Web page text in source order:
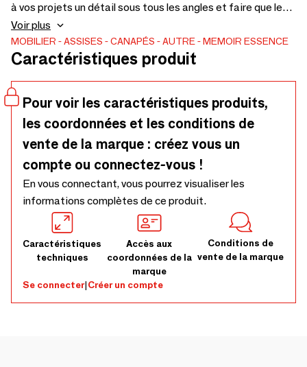
à vos projets un détail sous tous les angles et faire que le
canapé appartient à l'espace projeté.
Voir plus
MOBILIER ASSISES CANAPÉS AUTRE MEMOIR ESSENCE
Caractéristiques produit
Pour voir les caractéristiques produits,
les coordonnées et les conditions de
vente de la marque : créez vous un
compte ou connectez-vous !
En vous connectant, vous pourrez visualiser les
informations complètes de ce produit.
Caractéristiques
techniques
Accès aux
coordonnées de la
marque
Conditions de
vente de la marque
Se connecter|Créer un compte